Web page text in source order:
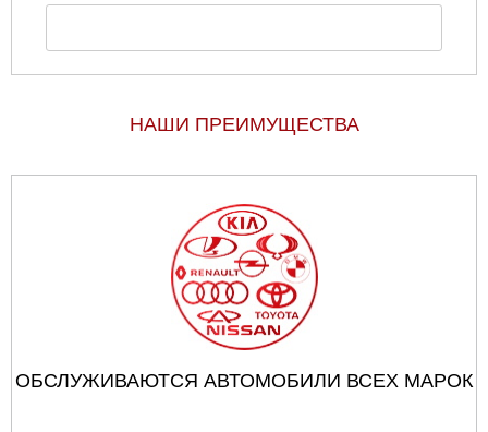
НАШИ ПРЕИМУЩЕСТВА
ОБСЛУЖИВАЮТСЯ АВТОМОБИЛИ ВСЕХ МАРОК